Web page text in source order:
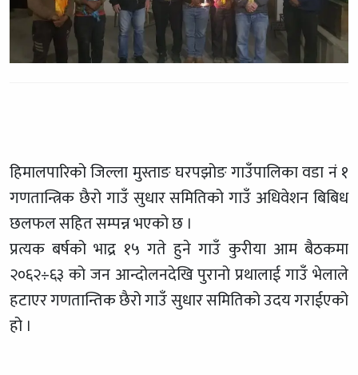
हिमालपारिको जिल्ला मुस्ताङ घरपझोङ गाउँपालिका वडा नं १
गणतान्त्रिक छैरो गाउँ सुधार समितिको गाउँ अधिवेशन बिबिध
छलफल सहित सम्पन्न भएको छ ।
प्रत्यक बर्षको भाद्र १५ गते हुने गाउँ कुरीया आम बैठकमा
२०६२÷६३ को जन आन्दोलनदेखि पुरानो प्रथालाई गाउँ भेलाले
हटाएर गणतान्तिक छैरो गाउँ सुधार समितिको उदय गराईएको
हो ।